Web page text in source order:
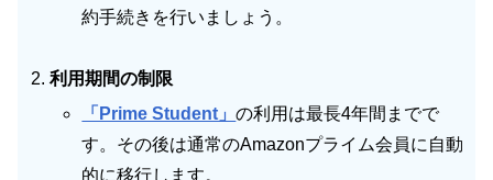
約手続きを行いましょう。
利用期間の制限
「Prime Student」の利用は最長4年間までで
す。その後は通常のAmazonプライム会員に自動
的に移行します。